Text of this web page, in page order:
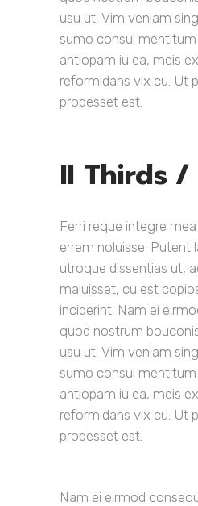
usu ut. Vim veniam
sumo consul mentitum
antiopam iu ea, meis
reformidans vix cu. Ut
prodesset est.
II Thirds
Ferri reque integre
errem noluisse. Putent
utroque dissentias ut,
maluisset, cu est
inciderint. Nam ei
quod nostrum
usu ut. Vim veniam
sumo consul mentitum
antiopam iu ea, meis
reformidans vix cu. Ut
prodesset est.
Nam ei eirmod